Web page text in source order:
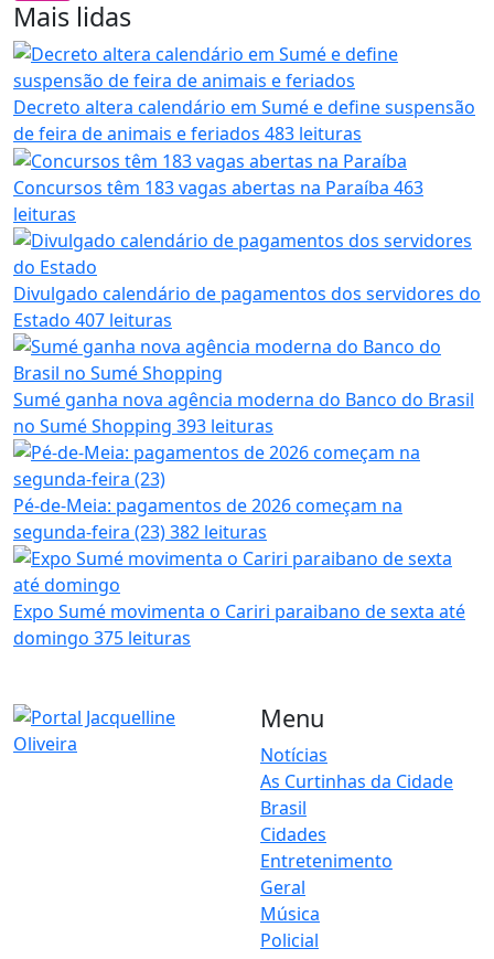
Mais lidas
Decreto altera calendário em Sumé e define suspensão
de feira de animais e feriados 483 leituras
Concursos têm 183 vagas abertas na Paraíba 463
leituras
Divulgado calendário de pagamentos dos servidores do
Estado 407 leituras
Sumé ganha nova agência moderna do Banco do Brasil
no Sumé Shopping 393 leituras
Pé-de-Meia: pagamentos de 2026 começam na
segunda-feira (23)382 leituras
Expo Sumé movimenta o Cariri paraibano de sexta até
domingo 375 leituras
Menu
Notícias
As Curtinhas da Cidade
Brasil
Cidades
Entretenimento
Geral
Música
Policial